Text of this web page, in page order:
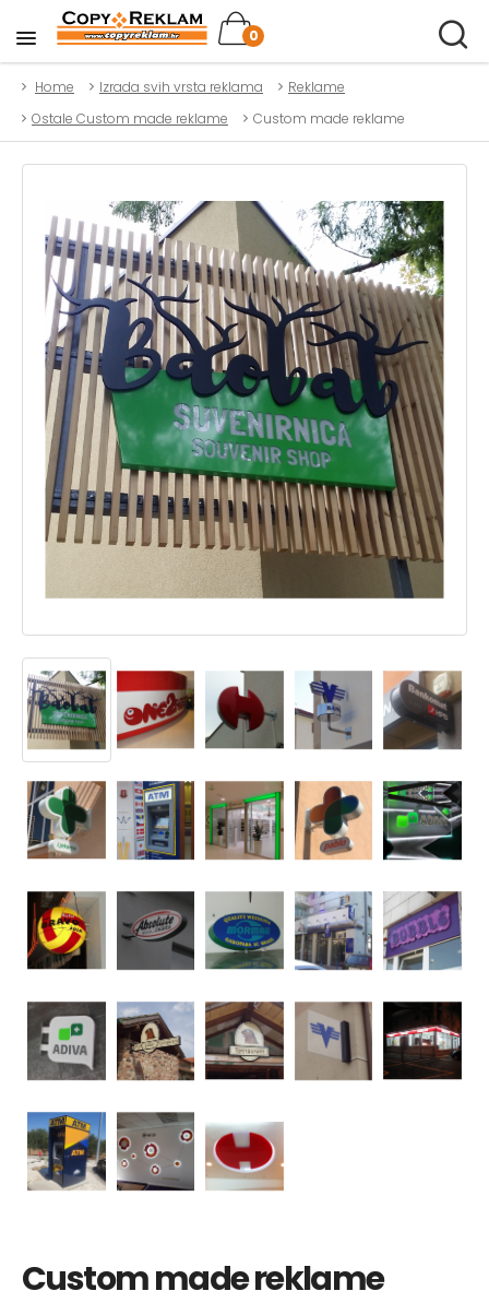
0
Home Izrada svih vrsta reklama
Reklame
Ostale Custom made reklame
Custom made reklame
Custom made reklame